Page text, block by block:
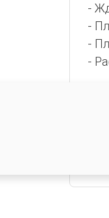
-
-
-
-